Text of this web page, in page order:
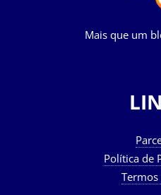
Mais que um
Política de
Termos